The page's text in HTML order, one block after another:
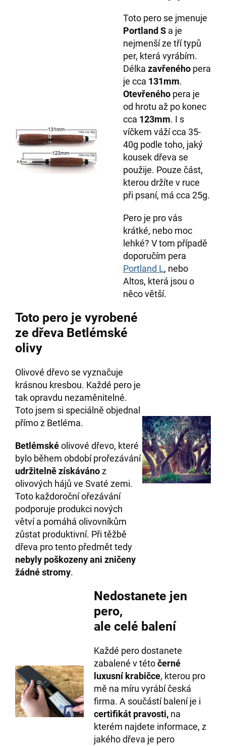
Toto pero se jmenuje
Portland S a je
nejmenší ze tří typů
per, která vyrábím.
Délka zavřeného pera
je cca 131mm.
Otevřeného pera je
od hrotu až po konec
cca 123mm. I s
víčkem váží cca 35-
40g podle toho, jaký
kousek dřeva se
použije. Pouze část,
kterou držíte v ruce
při psaní, má cca 25g.
Pero je pro vás
krátké, nebo moc
lehké? V tom případě
doporučím pera
Portland L, nebo
Altos, která jsou o
něco větší.
Toto pero je vyrobené
ze dřeva Betlémské
olivy
Olivové dřevo se vyznačuje
krásnou kresbou. Každé pero je
tak opravdu nezaměnitelné.
Toto jsem si speciálně objednal
přímo z Betléma.
Betlémskéolivové dřevo, které
bylo během období prořezávání
udržitelně získávánoz
olivových hájů ve Svaté zemi.
Toto každoroční ořezávání
podporuje produkci nových
větví a pomáhá olivovníkům
zůstat produktivní. Při těžbě
dřeva pro tento předmět tedy
nebyly poškozeny ani zničeny
žádné stromy.
Nedostanete jen
pero,
ale celé balení
Každé pero dostanete
zabalené v tétočerné
luxusní krabičce, kterou pro
mě na míru vyrábí česká
firma. A součástí balení je i
certifikát pravosti,na
kterém najdete informace, z
jakého dřeva je pero